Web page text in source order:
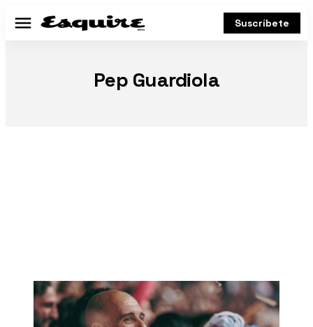
Menú Suscríbete
Pep Guardiola